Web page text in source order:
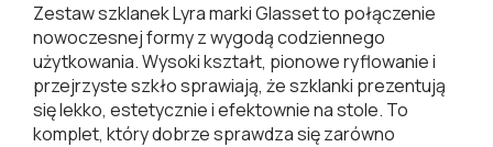
Zestaw szklanek Lyra marki Glasset to połączenie
nowoczesnej formy z wygodą codziennego
użytkowania. Wysoki kształt, pionowe ryflowanie i
przejrzyste szkło sprawiają, że szklanki prezentują
się lekko, estetycznie i efektownie na stole. To
komplet, który dobrze sprawdza się zarówno